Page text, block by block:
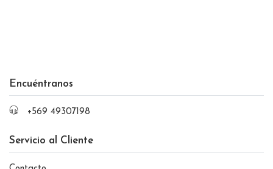
Encuéntranos
+569 49307198
Servicio al Cliente